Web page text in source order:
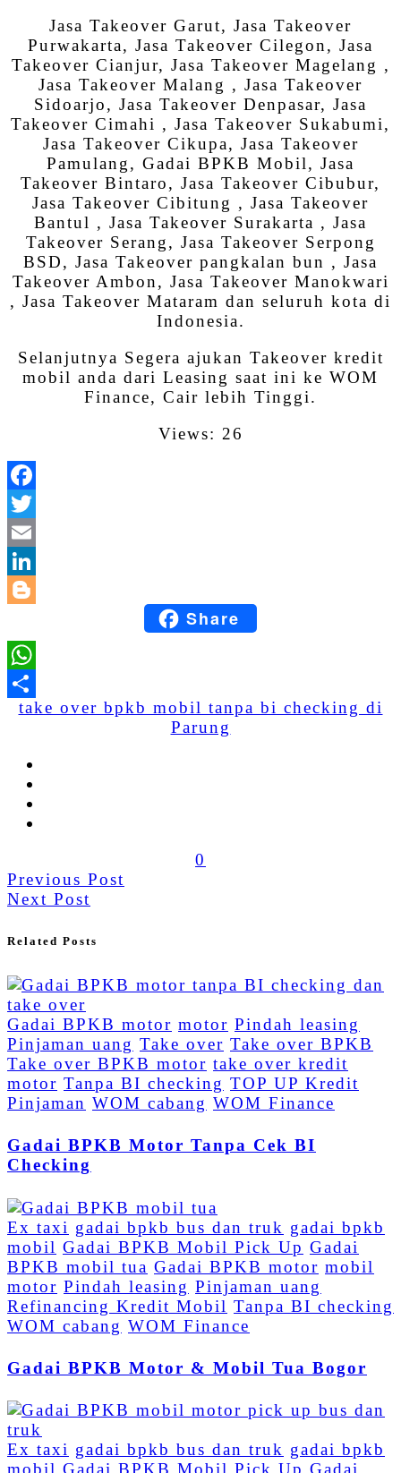
Jasa Takeover Garut, Jasa Takeover
Purwakarta, Jasa Takeover Cilegon, Jasa
Takeover Cianjur, Jasa Takeover Magelang ,
Jasa Takeover Malang , Jasa Takeover
Sidoarjo, Jasa Takeover Denpasar, Jasa
Takeover Cimahi , Jasa Takeover Sukabumi,
Jasa Takeover Cikupa, Jasa Takeover
Pamulang, Gadai BPKB Mobil, Jasa
Takeover Bintaro, Jasa Takeover Cibubur,
Jasa Takeover Cibitung , Jasa Takeover
Bantul , Jasa Takeover Surakarta , Jasa
Takeover Serang, Jasa Takeover Serpong
BSD, Jasa Takeover pangkalan bun , Jasa
Takeover Ambon, Jasa Takeover Manokwari
, Jasa Takeover Mataram dan seluruh kota di
Indonesia.
Selanjutnya Segera ajukan Takeover kredit
mobil anda dari Leasing saat ini ke WOM
Finance, Cair lebih Tinggi.
Views: 26
BloggerShare
Share
take over bpkb mobil tanpa bi checking di
Parung
0
Previous Post
Next Post
Related Posts
Gadai BPKB motor motor Pindah leasing
Pinjaman uang Take over Take over BPKB
Take over BPKB motor take over kredit
motor Tanpa BI checking TOP UP Kredit
Pinjaman WOM cabang WOM Finance
Gadai BPKB Motor Tanpa Cek BI
Checking
Ex taxi gadai bpkb bus dan truk gadai bpkb
mobil Gadai BPKB Mobil Pick Up Gadai
BPKB mobil tua Gadai BPKB motor mobil
motor Pindah leasing Pinjaman uang
Refinancing Kredit Mobil Tanpa BI checking
WOM cabang WOM Finance
Gadai BPKB Motor & Mobil Tua Bogor
Ex taxi gadai bpkb bus dan truk gadai bpkb
mobil Gadai BPKB Mobil Pick Up Gadai